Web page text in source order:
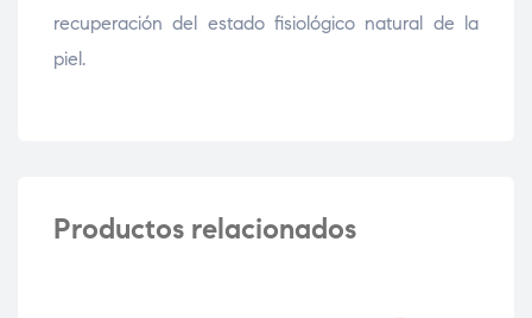
recuperación del estado fisiológico natural de la
piel.
Productos relacionados